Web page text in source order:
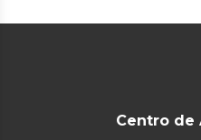
Centro de